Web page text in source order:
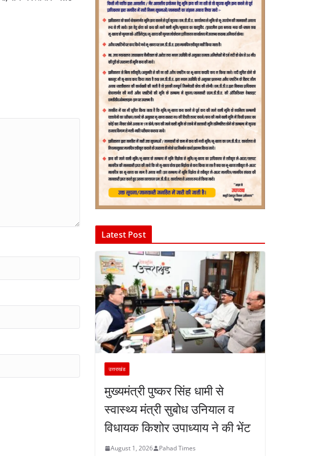
Latest Post
उत्तराखंड
मुख्यमंत्री पुष्कर सिंह धामी से
स्वास्थ्य मंत्री सुबोध उनियाल व
विधायक किशोर उपाध्याय ने की भेंट
August 1, 2026 Pahad Times